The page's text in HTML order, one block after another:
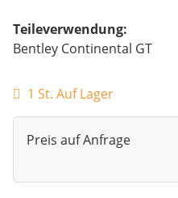
Teileverwendung:
Bentley Continental GT
1 St. Auf Lager
Preis auf Anfrage